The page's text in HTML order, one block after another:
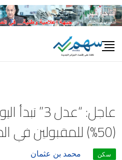
Skip
to
عاجل: “عدل
(50%) للمقبولين في الطعون..
سكن
محمد بن عثمان